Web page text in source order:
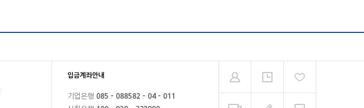
입금계좌안내
기업은행 085 - 088582 - 04 - 011